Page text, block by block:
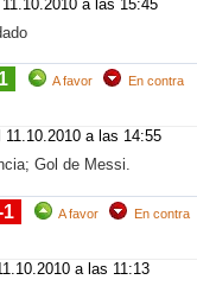
a las 15:45
1 A favor En contra
11.10.2010 a las 14:55
Gol de Messi.
1 A favor En contra
a las 11:13